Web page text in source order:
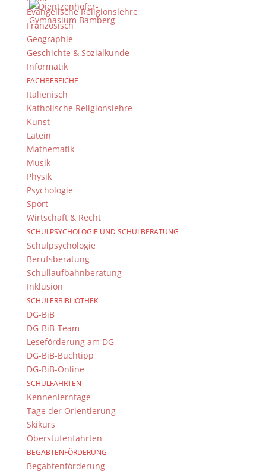
Evangelische Religionslehre
Französisch
Geographie
Geschichte & Sozialkunde
Informatik
FACHBEREICHE
Italienisch
Katholische Religionslehre
Kunst
Latein
Mathematik
Musik
Physik
Psychologie
Sport
Wirtschaft & Recht
SCHULPSYCHOLOGIE UND SCHULBERATUNG
Schulpsychologie
Berufsberatung
Schullaufbahnberatung
Inklusion
SCHÜLERBIBLIOTHEK
DG-BiB
DG-BiB-Team
Leseförderung am DG
DG-BiB-Buchtipp
DG-BiB-Online
SCHULFAHRTEN
Kennenlerntage
Tage der Orientierung
Skikurs
Oberstufenfahrten
BEGABTENFÖRDERUNG
Begabtenförderung
folgen Sie uns auf Twitter
Folgen Sie dem
Kontakt Webteam
Kontaktieren Sie das Webteam
© 2015-2017 Dientzenhofer-Gymnasium Bamberg -